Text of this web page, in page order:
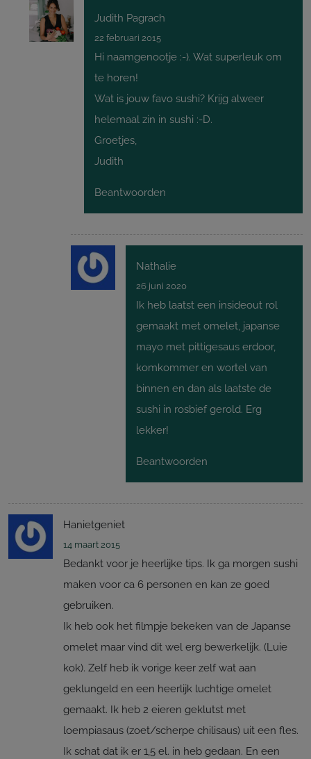
Judith Pagrach
22 februari 2015
Hi naamgenootje :-). Wat superleuk om
te horen!
Wat is jouw favo sushi? Krijg alweer
helemaal zin in sushi :-D.
Groetjes,
Judith
Beantwoorden
Nathalie
26 juni 2020
Ik heb laatst een insideout rol
gemaakt met omelet, japanse
mayo met pittigesaus erdoor,
komkommer en wortel van
binnen en dan als laatste de
sushi in rosbief gerold. Erg
lekker!
Beantwoorden
Hanietgeniet
14 maart 2015
Bedankt voor je heerlijke tips. Ik ga morgen sushi
maken voor ca 6 personen en kan ze goed
gebruiken.
Ik heb ook het filmpje bekeken van de Japanse
omelet maar vind dit wel erg bewerkelijk. (Luie
kok). Zelf heb ik vorige keer zelf wat aan
geklungeld en een heerlijk luchtige omelet
gemaakt. Ik heb 2 eieren geklutst met
loempiasaus (zoet/scherpe chilisaus) uit een fles.
Ik schat dat ik er 1,5 el. in heb gedaan. En een